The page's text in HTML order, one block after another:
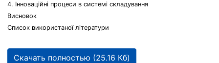
4. Інноваційні процеси в системі складування
Висновок
Список використаної літератури
Скачать полностью (25.16 Кб)